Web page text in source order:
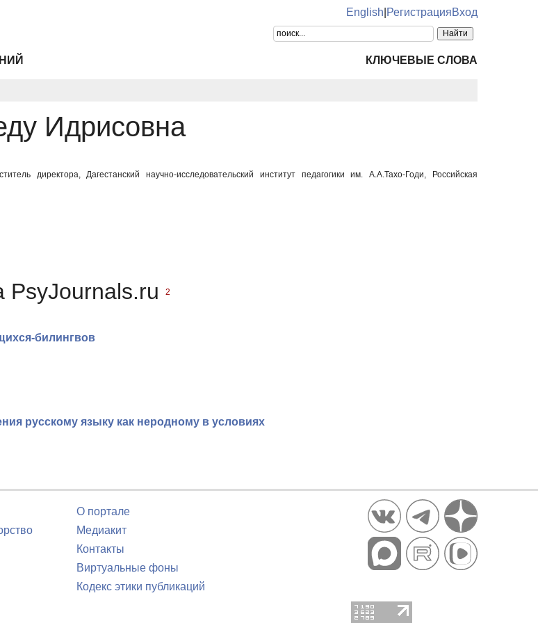
English РегистрацияВход
КЛЮЧЕВЫЕ СЛОВА
Идрисовна
директора, Дагестанский научно-исследовательский институт педагогики им. А.А.Тахо-Годи, Российская
PsyJournals.ru 2
билингвов
русскому языку как неродному в условиях
О портале
Медиакит
Контакты
Виртуальные фоны
Кодекс этики публикаций